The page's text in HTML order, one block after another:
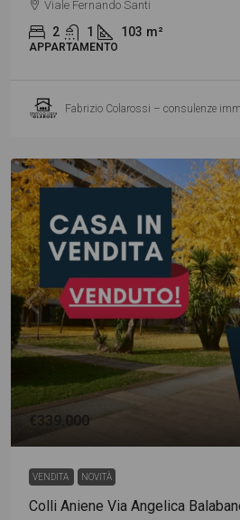
Viale Fernando Santi
2 1 103 m²
APPARTAMENTO
Fabrizio Colarossi – consulenze
€339.000
VENDITA NOVITÀ
Colli Aniene Via Angelica